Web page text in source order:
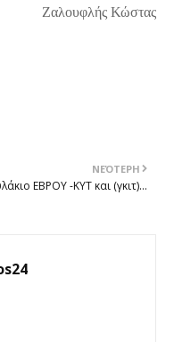
Ζαλουφλής Κώστας
ΝΕΌΤΕΡΗ
ΕΒΡΟΥ -ΚΥΤ και (γκιτ)…